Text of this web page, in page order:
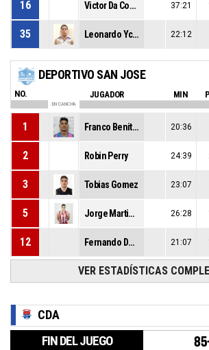
16 Victor Da Costa 37:21
35 Leonardo Ycassatti 22:12
DEPORTIVO SAN JOSE
NO. JUGADOR MIN
EN CANCHA
1 Franco Benitez 20:36
2 Robin Perry 24:39
3 Tobias Gomez 23:07
5 Jorge Martinez 26:28
12 Fernando Dose 21:07
VER ESTADÍSTICAS
CDA
FIN DEL JUEGO